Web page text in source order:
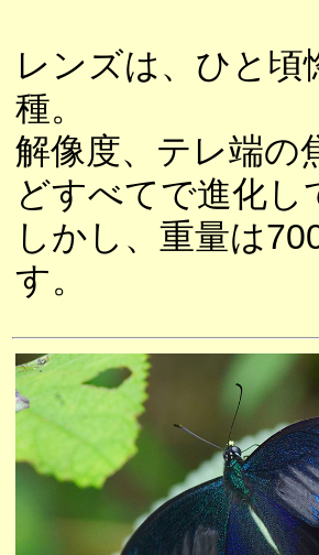
レンズは、ひと
種。
解像度、テレ端の
どすべてで進化し
しかし、重量は
す。